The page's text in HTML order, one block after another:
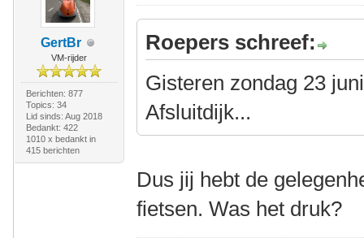
GertBr
VM-rijder
Berichten: 877
Topics: 34
Lid sinds: Aug 2018
Bedankt: 422
1010 x bedankt in
415 berichten
Roepers schreef:
Gisteren zondag 23
Afsluitdijk...
Dus jij hebt de
fietsen. Was het druk?